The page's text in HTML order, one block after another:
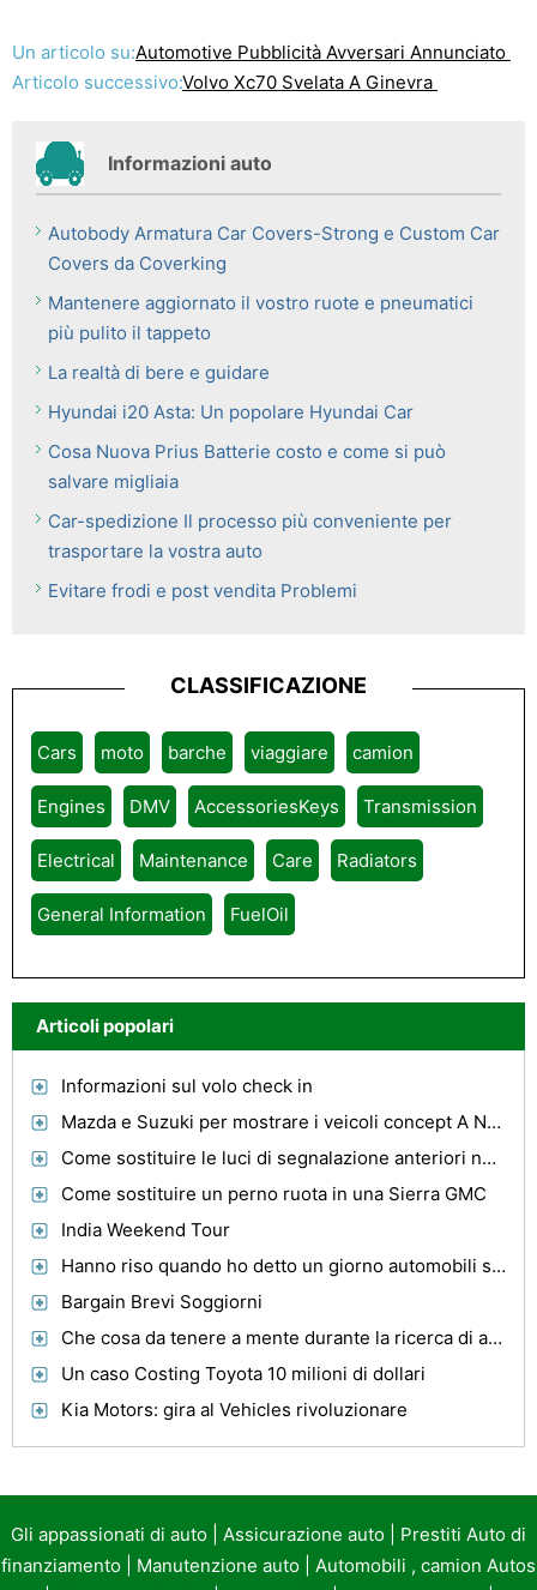
Un articolo su:Automotive Pubblicità Avversari Annunciato
Articolo successivo:Volvo Xc70 Svelata A Ginevra
Informazioni auto
Autobody Armatura Car Covers-Strong e Custom Car
Covers da Coverking
Mantenere aggiornato il vostro ruote e pneumatici
più pulito il tappeto
La realtà di bere e guidare
Hyundai i20 Asta: Un popolare Hyundai Car
Cosa Nuova Prius Batterie costo e come si può
salvare migliaia
Car-spedizione Il processo più conveniente per
trasportare la vostra auto
Evitare frodi e post vendita Problemi
CLASSIFICAZIONE
Cars moto barche viaggiare camion
Engines DMV AccessoriesKeys Transmission
Electrical Maintenance Care Radiators
General Information FuelOil
Articoli popolari
Informazioni sul volo check in
Mazda e Suzuki per mostrare i veicoli concept A New York
Come sostituire le luci di segnalazione anteriori negli ioni di Saturno
Come sostituire un perno ruota in una Sierra GMC
India Weekend Tour
Hanno riso quando ho detto un giorno automobili sarebbero funzionare su acqua ... Indovinate Whos Ridere
Bargain Brevi Soggiorni
Che cosa da tenere a mente durante la ricerca di auto usate
Un caso Costing Toyota 10 milioni di dollari
Kia Motors: gira al Vehicles rivoluzionare
Gli appassionati di auto Assicurazione auto
Prestiti Auto di
finanziamento
Manutenzione auto
Automobili , camion Autos